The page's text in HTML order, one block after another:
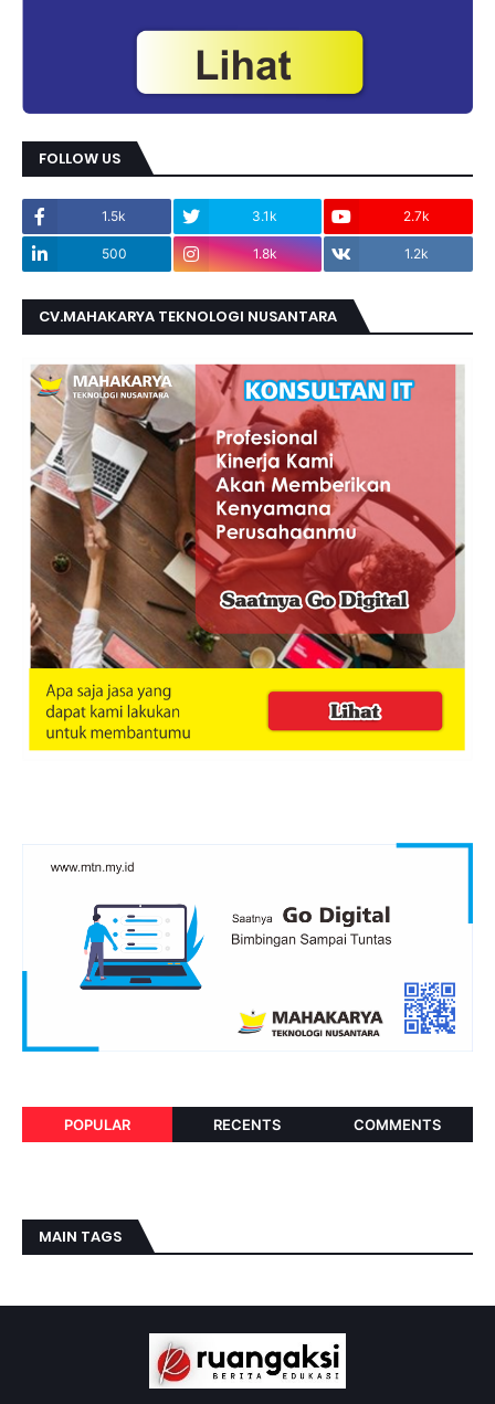
FOLLOW US
1.5k 3.1k 2.7k
500 1.8k 1.2k
CV.MAHAKARYA TEKNOLOGI NUSANTARA
POPULAR RECENTS COMMENTS
MAIN TAGS